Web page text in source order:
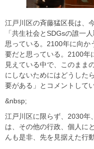
江戸川区の斉藤猛区長は、
「共生社会とSDGsの誰一
思っている。2100年に向か
要だと思っている。2100年
見えている中で、このまま
にしないためにはどうした
要がある」とコメントしてい
&nbsp;
江戸川区に限らず、2030年
は、その他の行政、個人に
んも是非、先を見据えた行